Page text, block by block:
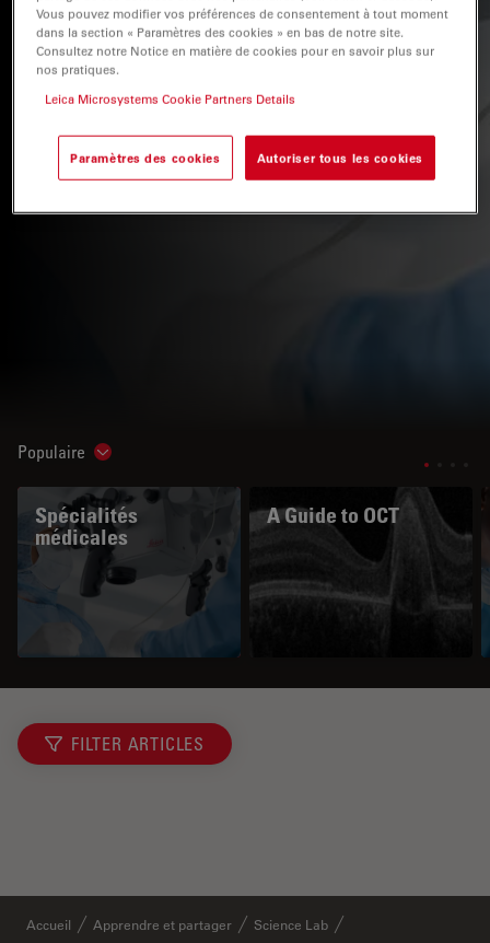
les chirurgies complexes.
Populaire Show subnavigation
Spécialités
médicales
A Guide to OCT
FILTER ARTICLES
Accueil Apprendre et partager
Science Lab
Vous pouvez modifier vos préférences de consentement à tout moment
dans la section « Paramètres des cookies » en bas de notre site.
Consultez notre Notice en matière de cookies pour en savoir plus sur
nos pratiques.
Leica Microsystems Cookie Partners Details
Paramètres des cookies Autoriser tous les cookies